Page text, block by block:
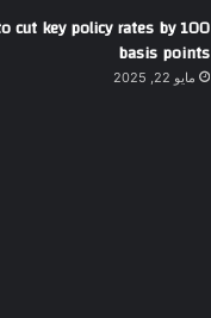
cut key policy rates by 100
basis points
مايو 22, 2025